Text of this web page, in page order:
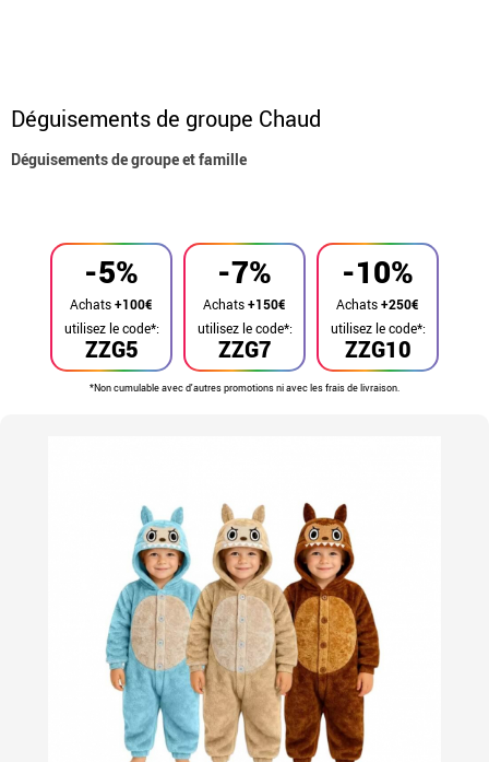
Déguisements de groupe Chaud
Déguisements de groupe et famille
-5%
Achats+100€
ZZG5
utilisez le code*:
-7%
Achats+150€
ZZG7
utilisez le code*:
-10%
Achats+250€
ZZG10
utilisez le code*:
*Non cumulable avec d'autres promotions ni avec les frais de livraison.